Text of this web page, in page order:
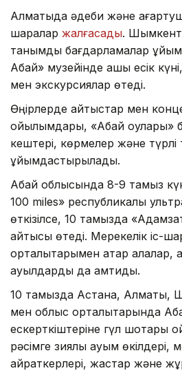
Алматыда әдеби және
шаралар жалғасады.
танымдық бағдарламалар
Абай» музейінде ашық есік
мен экскурсиялар өтеді.
Өңірлерде айтыстар мен
қойылымдары, «Абай оқулары»
кештері, көрмелер және
ұйымдастырылады.
Абай облысында 8-9 тамыз
100 miles» республикалық
өткізілсе, 10 тамызда
айтысы өтеді. Мерекелік іс-
орталықтарымен қатар
ауылдарды да қамтиды.
10 тамызда Астана, Алматы,
мен облыс орталықтарында
ескерткіштеріне гүл шоқтары
рәсімге зиялы қауым өкілдері,
қайраткерлері, жастар және